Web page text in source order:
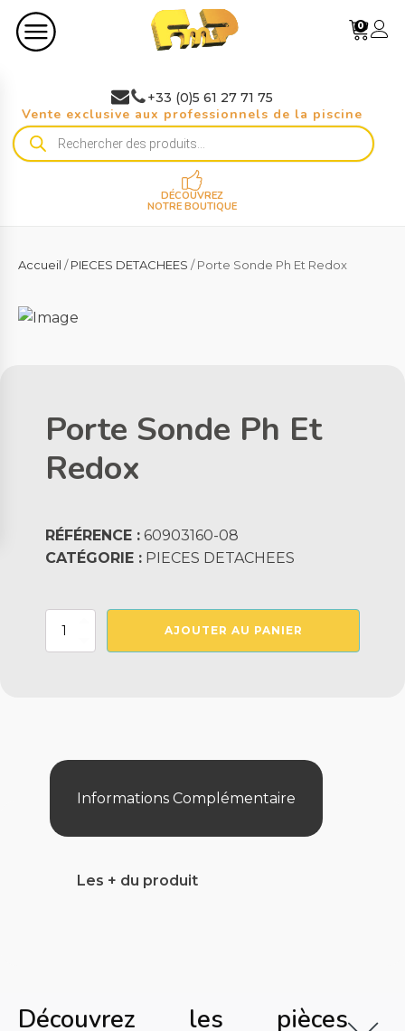
0
+33 (0)5 61 27 71 75
Vente exclusive aux professionnels de la piscine
Recherche
de
DÉCOUVREZ
NOTRE BOUTIQUE
Accueil /PIECES DETACHEES / Porte Sonde Ph Et Redox
Porte Sonde Ph Et
Redox
RÉFÉRENCE : 60903160-08
CATÉGORIE : PIECES DETACHEES
quantité
AJOUTER AU PANIER
Informations Complémentaire
Les + du produit
Découvrez les pièces